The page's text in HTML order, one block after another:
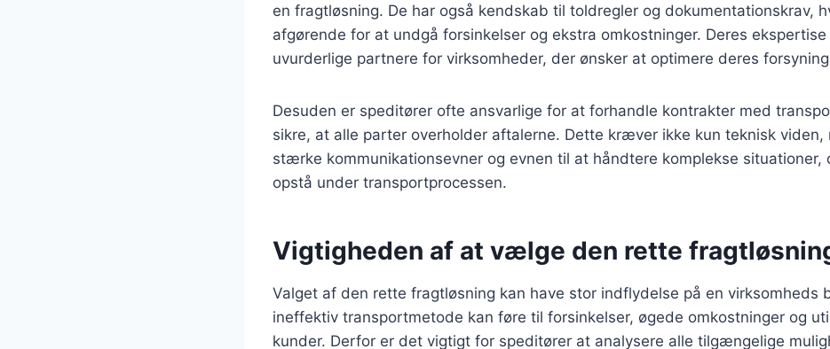
en fragtløsning. De har også kendskab til toldregler og dokumentationskrav,
afgørende for at undgå forsinkelser og ekstra omkostninger. Deres
uvurderlige partnere for virksomheder, der ønsker at optimere deres
Desuden er speditører ofte ansvarlige for at forhandle kontrakter med
sikre, at alle parter overholder aftalerne. Dette kræver ikke kun teknisk viden,
stærke kommunikationsevner og evnen til at håndtere komplekse situationer,
opstå under transportprocessen.
Vigtigheden af at vælge den rette
Valget af den rette fragtløsning kan have stor indflydelse på en virksomheds
ineffektiv transportmetode kan føre til forsinkelser, øgede omkostninger og
kunder. Derfor er det vigtigt for speditører at analysere alle tilgængelige